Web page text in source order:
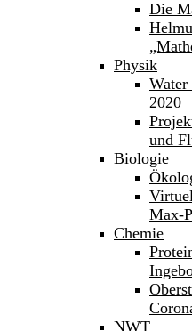
Die
Physik
Water
2020
und
Biologie
Max-
Chemie
NWT